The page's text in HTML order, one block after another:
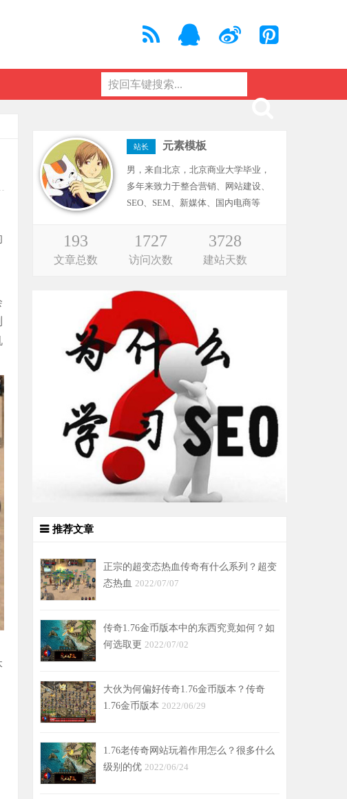
站长 元素模板
男，来自北京，北京商业大学毕业，
多年来致力于整合营销、网站建设、
SEO、SEM、新媒体、国内电商等
193
文章总数
1727
访问次数
3728
建站天数
推荐文章
正宗的超变态热血传奇有什么系列？超变
态热血 2022/07/07
传奇1.76金币版本中的东西究竟如何？如
何选取更 2022/07/02
大伙为何偏好传奇1.76金币版本？传奇
1.76金币版本 2022/06/29
1.76老传奇网站玩着作用怎么？很多什么
级别的优 2022/06/24